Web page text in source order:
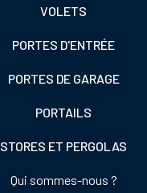
VOLETS
PORTES D'ENTRÉE
PORTES DE GARAGE
PORTAILS
STORES ET PERGOLAS
Qui sommes-nous ?